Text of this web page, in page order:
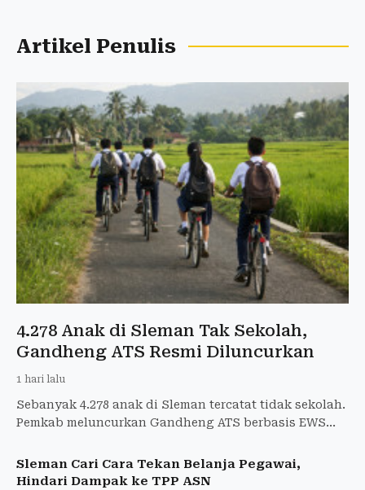
Artikel Penulis
4.278 Anak di Sleman Tak Sekolah,
Gandheng ATS Resmi Diluncurkan
1 hari lalu
Sebanyak 4.278 anak di Sleman tercatat tidak sekolah.
Pemkab meluncurkan Gandheng ATS berbasis EWS
Sleman Cari Cara Tekan Belanja Pegawai,
Hindari Dampak ke TPP ASN